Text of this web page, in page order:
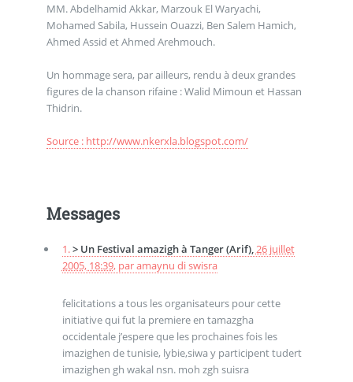
MM. Abdelhamid Akkar, Marzouk El Waryachi,
Mohamed Sabila, Hussein Ouazzi, Ben Salem Hamich,
Ahmed Assid et Ahmed Arehmouch.
Un hommage sera, par ailleurs, rendu à deux grandes
figures de la chanson rifaine : Walid Mimoun et Hassan
Thidrin.
Source : http://www.nkerxla.blogspot.com/
Messages
1.> Un Festival amazigh à Tanger (Arif),26 juillet
2005, 18:39, paramaynu di swisra
felicitations a tous les organisateurs pour cette
initiative qui fut la premiere en tamazgha
occidentale j’espere que les prochaines fois les
imazighen de tunisie, lybie,siwa y participent tudert
imazighen gh wakal nsn. moh zgh suisra